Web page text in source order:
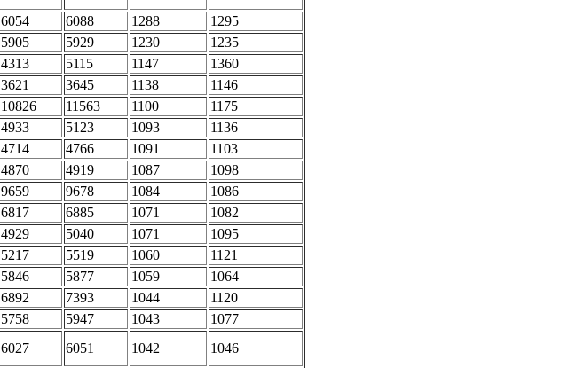
6054 6088 1288
1295
5905 5929 1230
1235
4313 5115 1147
1360
3621 3645 1138
1146
10826 11563 1100
1175
4933 5123 1093
1136
4714 4766 1091
1103
4870 4919 1087
1098
9659 9678 1084
1086
6817 6885 1071
1082
4929 5040 1071
1095
5217 5519 1060
1121
5846 5877 1059
1064
6892 7393 1044
1120
5758 5947 1043
1077
6027 6051 1042
1046